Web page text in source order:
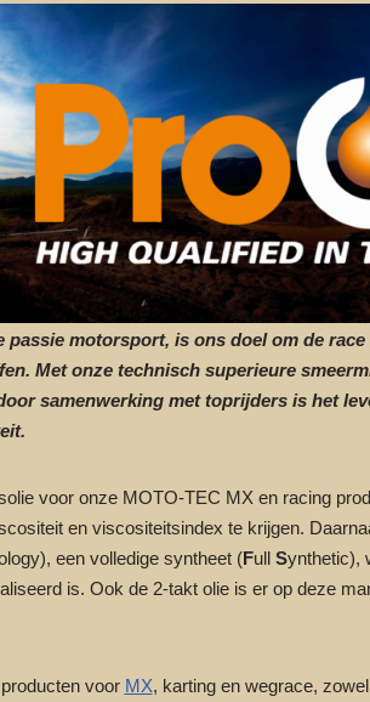
passie motorsport, is ons doel om de
Met onze technisch superieure
samenwerking met toprijders is het
voor onze MOTO-TEC MX en racing
en viscositeitsindex te krijgen.
een volledige syntheet (Full Synthetic),
is. Ook de 2-takt olie is er op deze
voor MX, karting en wegrace,